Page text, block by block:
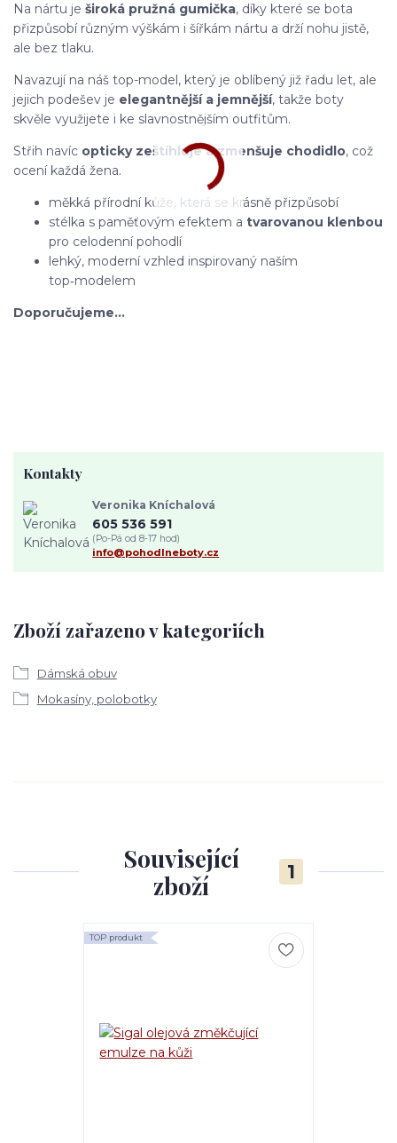
Na nártu je široká pružná gumička, díky které se bota
přizpůsobí různým výškám i šířkám nártu a drží nohu jistě,
ale bez tlaku.
Navazují na náš top-model, který je oblíbený již řadu let, ale
jejich podešev je elegantnější a jemnější, takže boty
skvěle využijete i ke slavnostnějším outfitům.
Střih navíc opticky zeštíhluje a zmenšuje chodidlo, což
ocení každá žena.
měkká přírodní kůže, která se krásně přizpůsobí
stélka s paměťovým efektem a tvarovanou klenbou
pro celodenní pohodlí
lehký, moderní vzhled inspirovaný naším
top‑modelem
Doporučujeme…
Zboží zařazeno v kategoriích
Dámská obuv
Mokasíny, polobotky
Kontakty
Veronika Kníchalová
605 536 591
(Po-Pá od 8-17 hod)
info@pohodlneboty.cz
Související
zboží
1
TOP produkt